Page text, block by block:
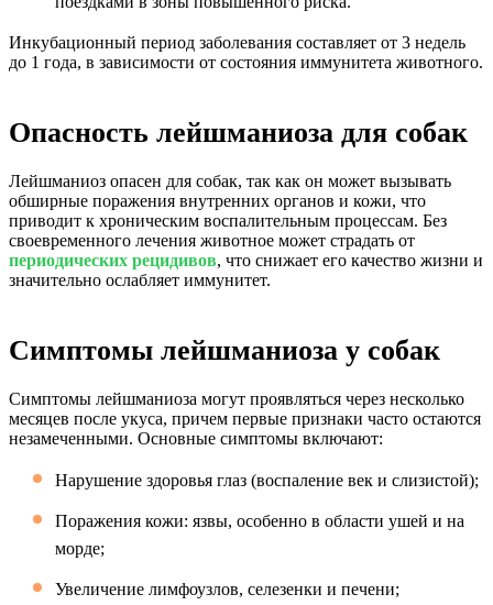
Инкубационный период заболевания составляет от 3 недель
до 1 года, в зависимости от состояния иммунитета животного.
Опасность лейшманиоза для собак
Лейшманиоз опасен для собак, так как он может вызывать
обширные поражения внутренних органов и кожи, что
приводит к хроническим воспалительным процессам. Без
своевременного лечения животное может страдать от
периодических рецидивов, что снижает его качество жизни и
значительно ослабляет иммунитет.
Симптомы лейшманиоза у собак
Симптомы лейшманиоза могут проявляться через несколько
месяцев после укуса, причем первые признаки часто остаются
незамеченными. Основные симптомы включают:
Нарушение здоровья глаз (воспаление век и слизистой);
Поражения кожи: язвы, особенно в области ушей и на
морде;
Увеличение лимфоузлов, селезенки и печени;